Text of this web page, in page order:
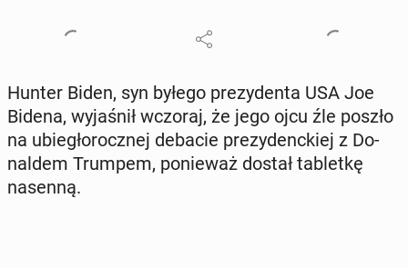
Hunter Biden, syn byłego pre­zy­den­ta USA Joe
Bidena, wy­ja­śnił wczoraj, że jego ojcu źle poszło
na ubie­gło­rocz­nej debacie pre­zy­denc­kiej z Do­
nal­dem Trumpem, po­nie­waż dostał ta­blet­kę
nasenną.